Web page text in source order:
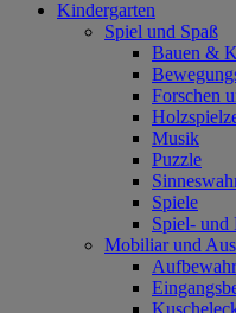
Kindergarten
Spiel und Spaß
Bauen &
Forschen
Musik
Puzzle
Spiele
Spiel- und
Mobiliar und